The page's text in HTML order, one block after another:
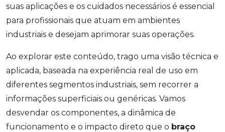
suas aplicações e os cuidados necessários é essencial
para profissionais que atuam em ambientes
industriais e desejam aprimorar suas operações.
Ao explorar este conteúdo, trago uma visão técnica e
aplicada, baseada na experiência real de uso em
diferentes segmentos industriais, sem recorrer a
informações superficiais ou genéricas. Vamos
desvendar os componentes, a dinâmica de
funcionamento e o impacto direto que o braço